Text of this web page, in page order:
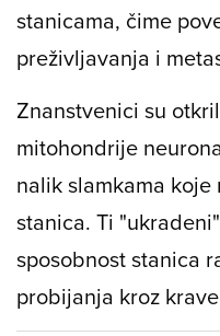
stanicama, čime
preživljavanja i
Znanstvenici su
mitohondrije
nalik slamkama
stanica. Ti
sposobnost stanica
probijanja kroz